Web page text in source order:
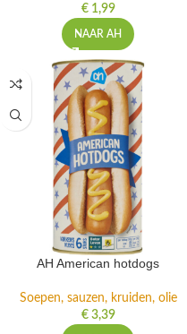
€1,99
NAAR AH
AH American hotdogs
Soepen, sauzen, kruiden, olie
€3,39